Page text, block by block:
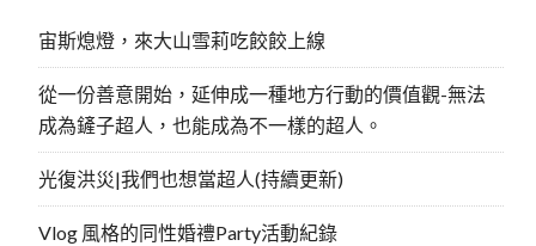
宙斯熄燈，來大山雪莉吃餃餃上線
從一份善意開始，延伸成一種地方行動的價值觀-無法
成為鏟子超人，也能成為不一樣的超人。
光復洪災|我們也想當超人(持續更新)
Vlog 風格的同性婚禮Party活動紀錄